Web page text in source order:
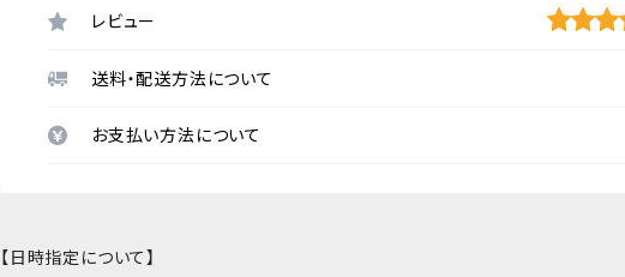
レビュー
送料・配送方法について
お支払い方法について
【日時指定について】